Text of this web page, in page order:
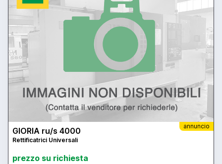
annuncio
GIORIA ru/s 4000
Rettificatrici Universali
prezzo su richiesta